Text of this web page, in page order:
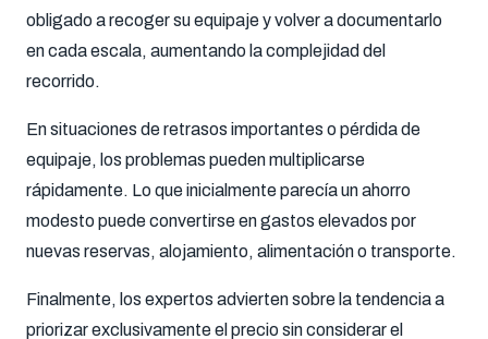
obligado a recoger su equipaje y volver a documentarlo
en cada escala, aumentando la complejidad del
recorrido.
En situaciones de retrasos importantes o pérdida de
equipaje, los problemas pueden multiplicarse
rápidamente. Lo que inicialmente parecía un ahorro
modesto puede convertirse en gastos elevados por
nuevas reservas, alojamiento, alimentación o transporte.
Finalmente, los expertos advierten sobre la tendencia a
priorizar exclusivamente el precio sin considerar el